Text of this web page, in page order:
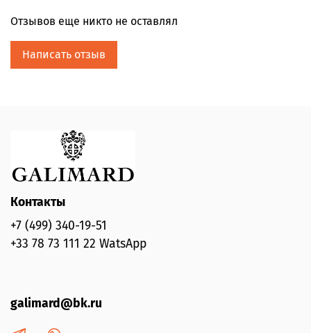
Отзывов еще никто не оставлял
Написать отзыв
Контакты
+7 (499) 340-19-51
+33 78 73 111 22 WatsApp
galimard@bk.ru